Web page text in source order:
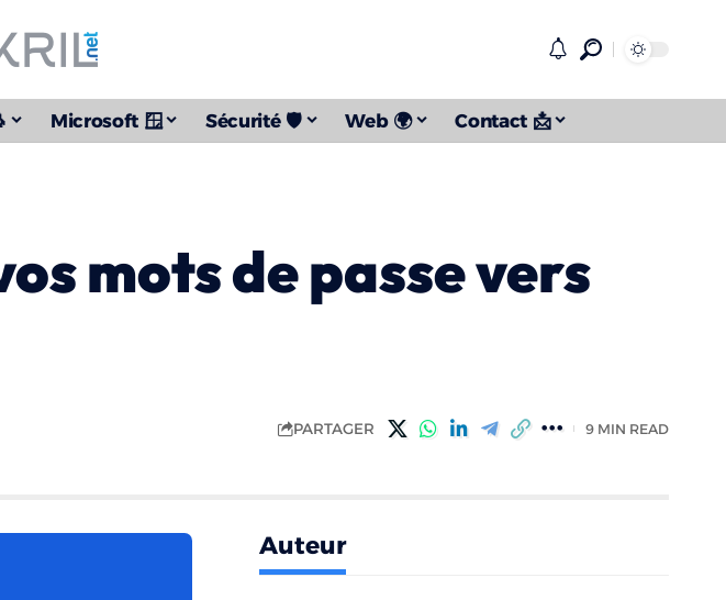
Microsoft 🪟 Sécurité 🛡️ Web 🌍 Contact 📩
mots de passe vers
PARTAGER 9 MIN READ
Auteur